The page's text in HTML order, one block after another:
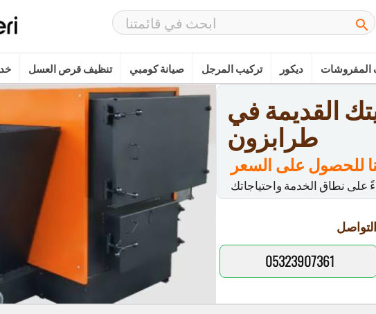

تنظيف قرص العسل صيانة كومبي تركيب المرجل ديكور المفروشات
القديمة في
طرابزون
للحصول على السعر
05323907361